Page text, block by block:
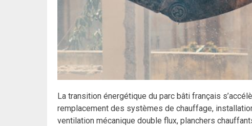
La transition énergétique du parc bâti français
remplacement des systèmes de chauffage,
ventilation mécanique double flux, planchers